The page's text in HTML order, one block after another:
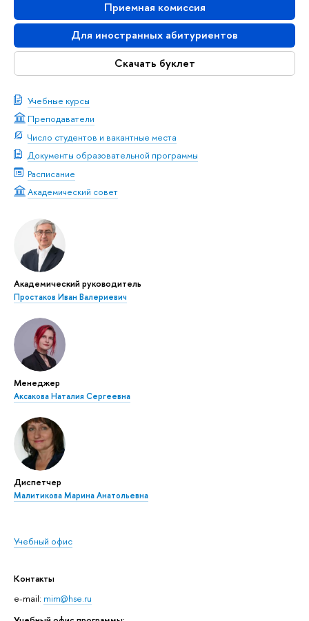
Приемная комиссия
Для иностранных абитуриентов
Скачать буклет
Учебные курсы
Преподаватели
Число студентов и вакантные места
Документы образовательной программы
Расписание
Академический совет
Академический руководитель
Простаков Иван Валериевич
Менеджер
Аксакова Наталия Сергеевна
Диспетчер
Малитикова Марина Анатольевна
Учебный офис
Контакты
e-mail: mim@hse.ru